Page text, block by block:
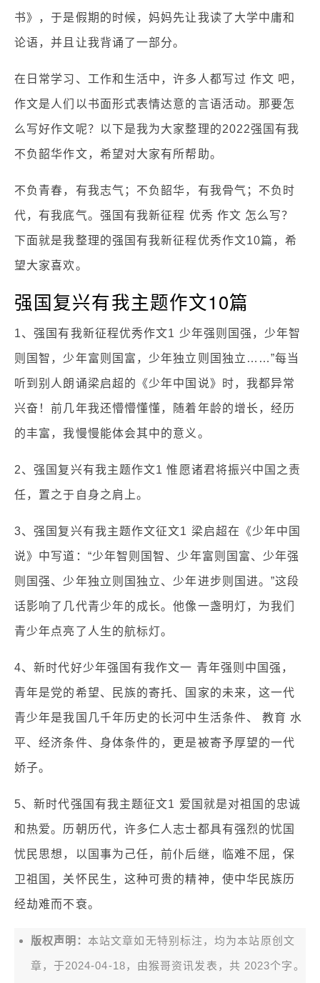
书》，于是假期的时候，妈妈先让我读了大学中庸和
论语，并且让我背诵了一部分。
在日常学习、工作和生活中，许多人都写过 作文 吧，
作文是人们以书面形式表情达意的言语活动。那要怎
么写好作文呢？以下是我为大家整理的2022强国有我
不负韶华作文，希望对大家有所帮助。
不负青春，有我志气；不负韶华，有我骨气；不负时
代，有我底气。强国有我新征程 优秀 作文 怎么写？
下面就是我整理的强国有我新征程优秀作文10篇，希
望大家喜欢。
强国复兴有我主题作文10篇
1、强国有我新征程优秀作文1 少年强则国强，少年智
则国智，少年富则国富，少年独立则国独立……”每当
听到别人朗诵梁启超的《少年中国说》时，我都异常
兴奋！前几年我还懵懵懂懂，随着年龄的增长，经历
的丰富，我慢慢能体会其中的意义。
2、强国复兴有我主题作文1 惟愿诸君将振兴中国之责
任，置之于自身之肩上。
3、强国复兴有我主题作文征文1 梁启超在《少年中国
说》中写道：“少年智则国智、少年富则国富、少年强
则国强、少年独立则国独立、少年进步则国进。”这段
话影响了几代青少年的成长。他像一盏明灯，为我们
青少年点亮了人生的航标灯。
4、新时代好少年强国有我作文一 青年强则中国强，
青年是党的希望、民族的寄托、国家的未来，这一代
青少年是我国几千年历史的长河中生活条件、 教育 水
平、经济条件、身体条件的，更是被寄予厚望的一代
娇子。
5、新时代强国有我主题征文1 爱国就是对祖国的忠诚
和热爱。历朝历代，许多仁人志士都具有强烈的忧国
忧民思想，以国事为己任，前仆后继，临难不屈，保
卫祖国，关怀民生，这种可贵的精神，使中华民族历
经劫难而不衰。
版权声明： 本站文章如无特别标注，均为本站原创文
章，于2024-04-18，由猴哥资讯 发表，共 2023个字。